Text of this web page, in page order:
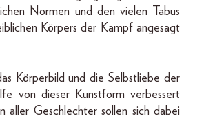
Normen und den vielen Tabus
Körpers der Kampf angesagt
Körperbild und die Selbstliebe der
von dieser Kunstform verbessert
aller Geschlechter sollen sich dabei